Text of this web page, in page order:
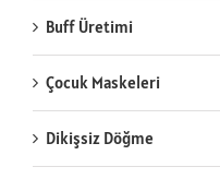
Buff Üretimi
Çocuk Maskeleri
Dikişsiz Döğme